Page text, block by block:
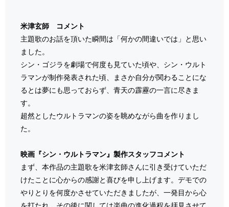
米津玄師 コメント
主題歌のお話を頂いた瞬間は「何かの間違いでは」と思い
ました。
シン・ゴジラを劇場で何度も見ていた頃や、シン・ウルト
ラマンが制作発表された頃、まさか自分が関わることにな
るとは夢にも思っておらず、青天の霹靂の一言に尽きま
す。
超然としたウルトラマンの姿を眺めながら曲を作りまし
た。
映画『シン・ウルトラマン』製作スタッフコメント
まず、本作品の主題歌を米津玄師さんに引き受けていただ
けたことに心からの感謝と喜びを申し上げます。デモでの
やりとりを何度かさせていただきましたが、一発目から心
を打たれ、その後に関しては楽曲の進化過程を拝見させて